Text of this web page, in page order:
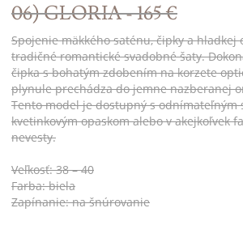
06) GLORIA - 165 €
Spojenie mäkkého saténu, čipky a hladkej
tradičné romantické svadobné šaty.
čipka s bohatým zdobením na korzete
plynule prechádza do jemne nazberanej
Tento model je dostupný s odnímateľným
kvetinkovým opaskom alebo v akejkoľvek
nevesty.
Veľkosť: 38 – 40
Farba: biela
Zapínanie: na šnúrovanie